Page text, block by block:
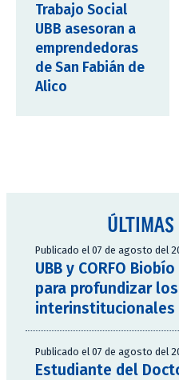
Trabajo Social
UBB asesoran a
emprendedoras
de San Fabián de
Alico
Publicado el 07 de agosto del
UBB y CORFO
para profundizar
interinstitucionales
Publicado el 07 de agosto del
Estudiante del